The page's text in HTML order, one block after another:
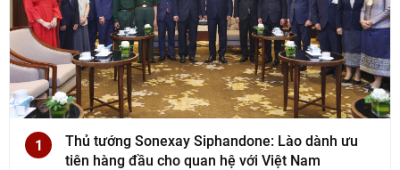
1
Thủ tướng Sonexay Siphandone: Lào dành ưu
tiên hàng đầu cho quan hệ với Việt Nam